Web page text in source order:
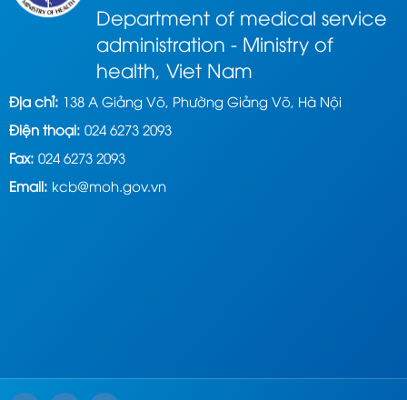
Department of medical service
administration - Ministry of
health, Viet Nam
Địa chỉ: 138 A Giảng Võ, Phường Giảng Võ, Hà Nội
Điện thoại: 024 6273 2093
Fax: 024 6273 2093
Email: kcb@moh.gov.vn